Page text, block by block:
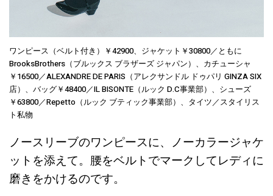
ワンピース（ベルト付き）￥42900、ジャケット￥30800／ともに
BrooksBrothers（ブルックス ブラザーズ ジャパン）、カチューシャ
￥16500／ALEXANDRE DE PARIS（アレクサンドル ドゥパリ GINZA SIX
店）、バッグ￥48400／IL BISONTE（ルック D.C事業部）、シューズ
￥63800／Repetto（ルック ブティック事業部）、タイツ／スタイリス
ト私物
ノースリーブのワンピースに、ノーカラージャケ
ットを添えて。腰をベルトでマークしてレディに
磨きをかけるのです。